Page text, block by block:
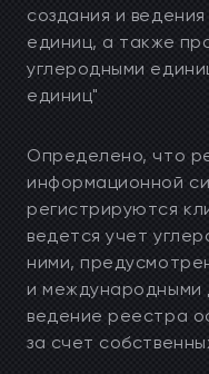
создания и
единиц, а также
углеродными
единиц"
Определено, что
информационной
регистрируются
ведется учет
ними,
и международными
ведение реестра
за счет